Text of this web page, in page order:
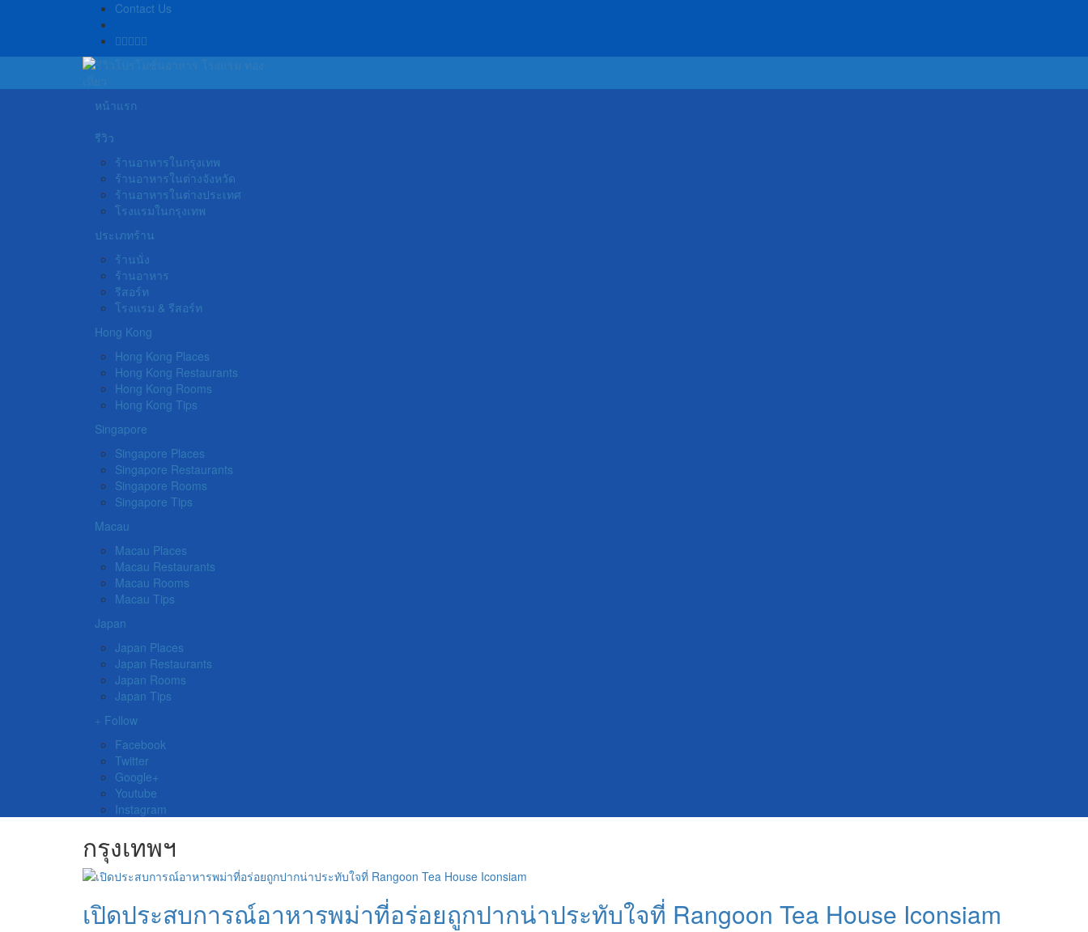
Contact Us
หน้าแรก
รีวิว
ร้านอาหารในกรุงเทพ
ร้านอาหารในต่างจังหวัด
ร้านอาหารในต่างประเทศ
โรงแรมในกรุงเทพ
ประเภทร้าน
ร้านนั่ง
ร้านอาหาร
รีสอร์ท
โรงแรม & รีสอร์ท
Hong Kong
Hong Kong Places
Hong Kong Restaurants
Hong Kong Rooms
Hong Kong Tips
Singapore
Singapore Places
Singapore Restaurants
Singapore Rooms
Singapore Tips
Macau
Macau Places
Macau Restaurants
Macau Rooms
Macau Tips
Japan
Japan Places
Japan Restaurants
Japan Rooms
Japan Tips
Follow
Facebook
Twitter
Google+
Youtube
Instagram
กรุงเทพฯ
เปิดประสบการณ์อาหารพม่าที่อร่อยถูกปากน่าประทับใจที่ Rangoon Tea House Iconsiam